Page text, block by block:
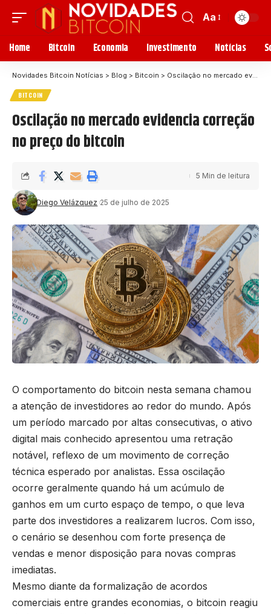
Aa
Home Bitcoin Economia Investimento Notícias
Novidades Bitcoin Notícias > Blog > Bitcoin > Oscilação no mercado evidencia correção no preço do bitcoin
BITCOIN
Oscilação no mercado evidencia correção
no preço do bitcoin
Diego Velázquez 25 de julho de 2025
5 Min de leitura
O comportamento do bitcoin nesta semana chamou
a atenção de investidores ao redor do mundo. Após
um período marcado por altas consecutivas, o ativo
digital mais conhecido apresentou uma retração
notável, reflexo de um movimento de correção
técnica esperado por analistas. Essa oscilação
ocorre geralmente quando há um acúmulo de
ganhos em um curto espaço de tempo, o que leva
parte dos investidores a realizarem lucros. Com isso,
o cenário se desenhou com forte presença de
vendas e menor disposição para novas compras
imediatas.
Mesmo diante da formalização de acordos
comerciais entre grandes economias, o bitcoin reagiu